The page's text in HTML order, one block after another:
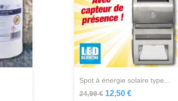
spot à énergie solaire type...
24,99 € 12,50 €
 Aperçu rapide